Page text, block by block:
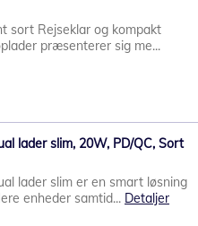
sort Rejseklar og kompakt
præsenterer sig me...
lader slim, 20W, PD/QC, Sort
lader slim er en smart løsning
enheder samtid... Detaljer